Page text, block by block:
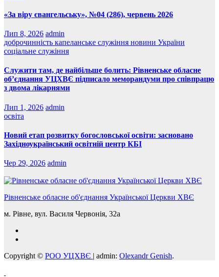
«За віру євангельську», №04 (286), червень 2026
Лип 8, 2026 admin
доброчинність капеланське служіння новини України
соціальне служіння
Служити там, де найбільше болить: Рівненське обласне
об’єднання УЦХВЄ підписало меморандуми про співпрацю
з двома лікарнями
Лип 1, 2026 admin
освіта
Новий етап розвитку богословської освіти: засновано
Західноукраїнський освітній центр КБІ
Чер 29, 2026 admin
Рівненське обласне об'єднання Української Церкви ХВЄ
м. Рівне, вул. Василя Червонія, 32а
Copyright © РОО УЦХВЄ | admin: Olexandr Genish.